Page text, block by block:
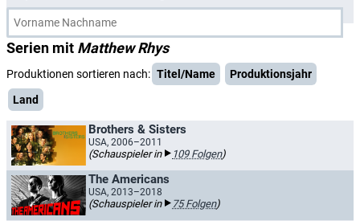
Serien mit Matthew Rhys
Produktionen sortieren nach: Titel/Name
Produktionsjahr
Land
Brothers & Sisters
USA, 2006–2011
(Schauspieler in 109 Folgen)
The Americans
USA, 2013–2018
(Schauspieler in 75 Folgen)